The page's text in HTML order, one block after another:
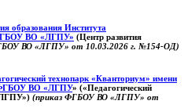
образования Института
ФГБОУ ВО «ЛГПУ» (Центр развития
ВО «ЛГПУ» от 10.03.2026 г. №154-ОД)
технопарк «Кванториум» имени
ВО «ЛГПУ» («Педагогический
(приказ ФГБОУ ВО «ЛГПУ» от